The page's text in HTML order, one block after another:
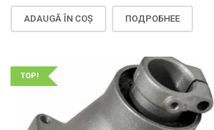
ADAUGĂ ÎN COȘ ПОДРОБНЕЕ
TOP!